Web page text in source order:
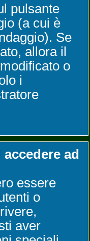
pulsante
(a cui è
Se
allora il
o
i
ad
essere
o
aver